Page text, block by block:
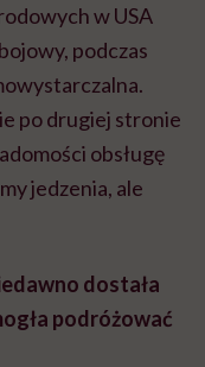
w USA
podczas
po drugiej stronie
obsługę
jedzenia, ale
dostała
podróżować